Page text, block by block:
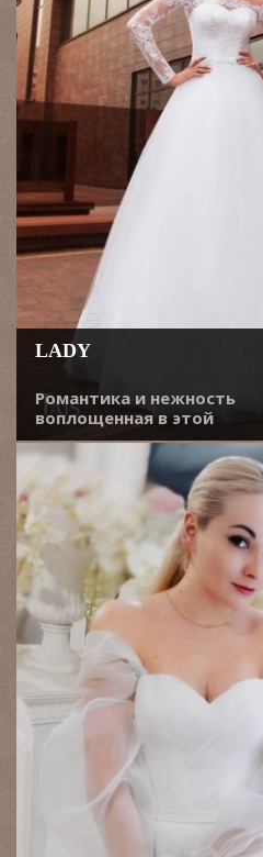
LADY
Романтика и нежность
воплощенная в этой
модели так манит
всех невест примерять
это магическое
платье!